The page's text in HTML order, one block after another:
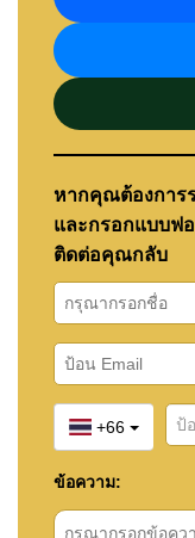
หากคุณต้องการ
และกรอกแบบฟ
ติดต่อคุณกลับ
+66
ข้อความ: